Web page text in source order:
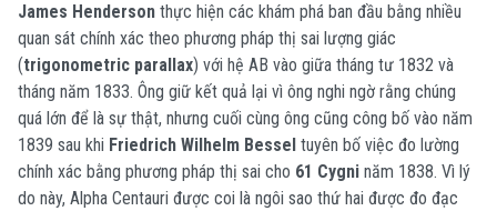
James Henderson thực hiện các khám phá ban đầu bằng nhiều
quan sát chính xác theo phương pháp thị sai lượng giác
(trigonometric parallax) với hệ AB vào giữa tháng tư 1832 và
tháng năm 1833. Ông giữ kết quả lại vì ông nghi ngờ rằng chúng
quá lớn để là sự thật, nhưng cuối cùng ông cũng công bố vào năm
1839 sau khi Friedrich Wilhelm Bessel tuyên bố việc đo lường
chính xác bằng phương pháp thị sai cho 61 Cygni năm 1838. Vì lý
do này, Alpha Centauri được coi là ngôi sao thứ hai được đo đạc